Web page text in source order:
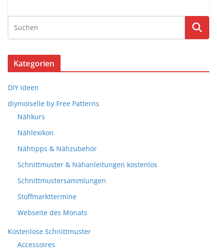
Kategorien
DIY Ideen
diymoiselle by Free Patterns
Nähkurs
Nählexikon
Nähtipps & Nähzubehör
Schnittmuster & Nähanleitungen kostenlos
Schnittmustersammlungen
Stoffmarkttermine
Webseite des Monats
Kostenlose Schnittmuster
Accessoires